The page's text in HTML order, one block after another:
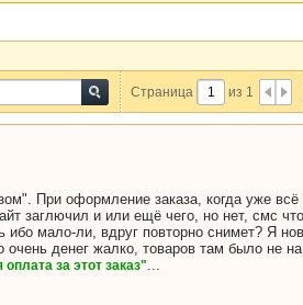
Страница из 1
При оформление заказа, когда уже всё
заглючил и или ещё чего, но нет, смс
мало-ли, вдруг повторно снимет? Я
денег жалко, товаров там было не
за этот заказ"...